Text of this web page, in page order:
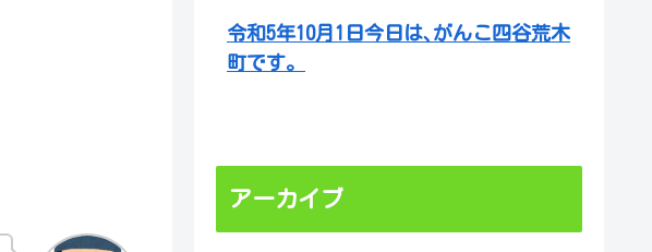
令和5年10月1日今日は､がんこ四谷荒木
町です。
アーカイブ